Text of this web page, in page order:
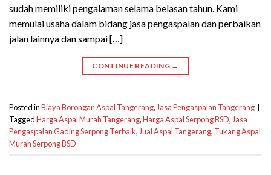
sudah memiliki pengalaman selama belasan tahun. Kami
memulai usaha dalam bidang jasa pengaspalan dan perbaikan
jalan lainnya dan sampai […]
CONTINUE READING →
Posted inBiaya Borongan Aspal Tangerang,Jasa Pengaspalan Tangerang
TaggedHarga Aspal Murah Tangerang,Harga Aspal Serpong BSD,Jasa
Pengaspalan Gading Serpong Terbaik,Jual Aspal Tangerang, Tukang Aspal
Murah Serpong BSD